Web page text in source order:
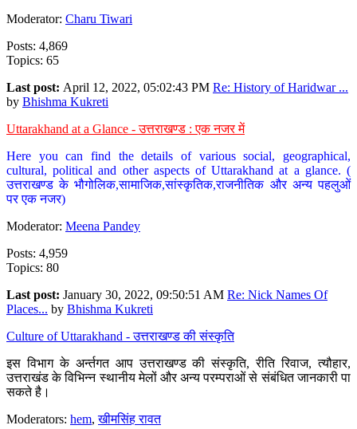
Moderator: Charu Tiwari
Posts: 4,869
Topics: 65
Last post: April 12, 2022, 05:02:43 PM Re: History of Haridwar ...
by Bhishma Kukreti
Uttarakhand at a Glance - उत्तराखण्ड : एक नजर में
Here you can find the details of various social, geographical,
cultural, political and other aspects of Uttarakhand at a glance. (
उत्तराखण्ड के भौगोलिक,सामाजिक,सांस्कृतिक,राजनीतिक और अन्य पहलुओं
पर एक नजर)
Moderator: Meena Pandey
Posts: 4,959
Topics: 80
Last post: January 30, 2022, 09:50:51 AM Re: Nick Names Of
Places... by Bhishma Kukreti
Culture of Uttarakhand - उत्तराखण्ड की संस्कृति
इस विभाग के अर्न्तगत आप उत्तराखण्ड की संस्कृति, रीति रिवाज, त्यौहार,
उत्तराखंड के विभिन्न स्थानीय मेलों और अन्य परम्पराओं से संबंधित जानकारी पा
सकते है।
Moderators: hem,खीमसिंह रावत